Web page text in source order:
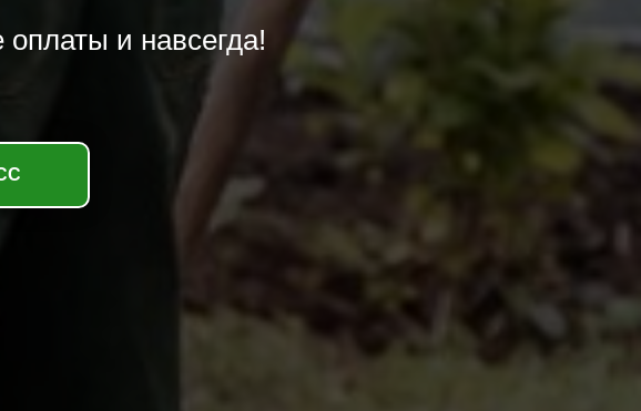
оплаты и навсегда!